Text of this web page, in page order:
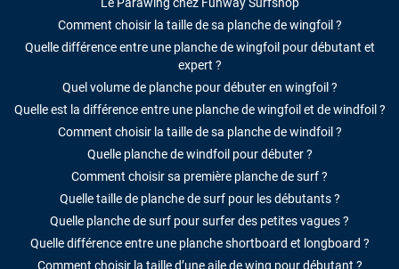
Comment choisir la taille de sa planche de wingfoil ?
Quelle différence entre une planche de wingfoil pour débutant et
expert ?
Quel volume de planche pour débuter en wingfoil ?
Quelle est la différence entre une planche de wingfoil et de windfoil ?
Comment choisir la taille de sa planche de windfoil ?
Quelle planche de windfoil pour débuter ?
Comment choisir sa première planche de surf ?
Quelle taille de planche de surf pour les débutants ?
Quelle planche de surf pour surfer des petites vagues ?
Quelle différence entre une planche shortboard et longboard ?
Comment choisir la taille d’une aile de wing pour débutant ?